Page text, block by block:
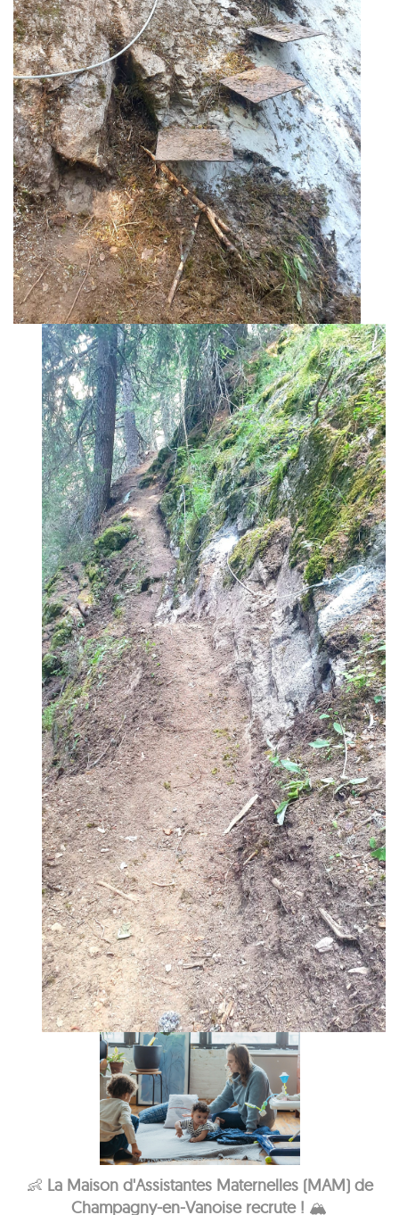
👶 La Maison d'Assistantes Maternelles (MAM) de
Champagny-en-Vanoise recrute ! 🏔️